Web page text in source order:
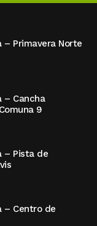
– Primavera Norte
– Cancha
9
– Pista de
– Centro de